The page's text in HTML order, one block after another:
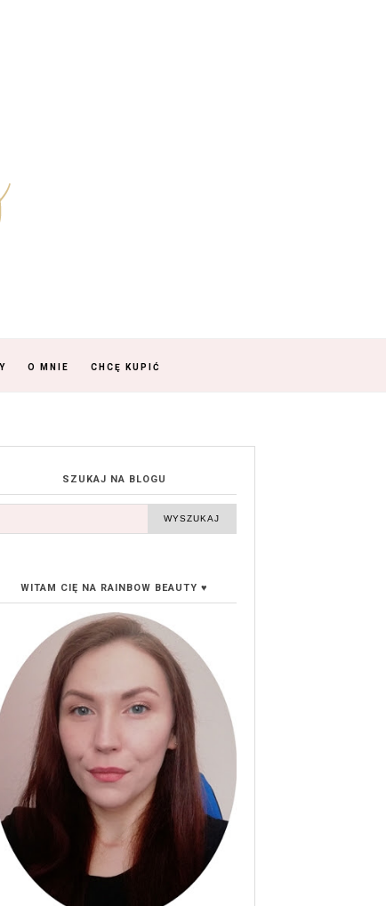
O MNIE CHCĘ KUPIĆ
SZUKAJ NA BLOGU
WITAM CIĘ NA RAINBOW BEAUTY ♥